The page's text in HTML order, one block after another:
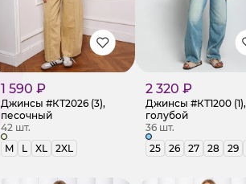
1 590 ₽
Джинсы #КТ2026 (3),
песочный
42 шт.
M
L XL 2XL
2 320 ₽
Джинсы #КТ1200 (1),
голубой
36 шт.
25
26 27 28 29